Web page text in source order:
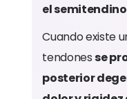
el
Cuando existe
tendonesse
posterior